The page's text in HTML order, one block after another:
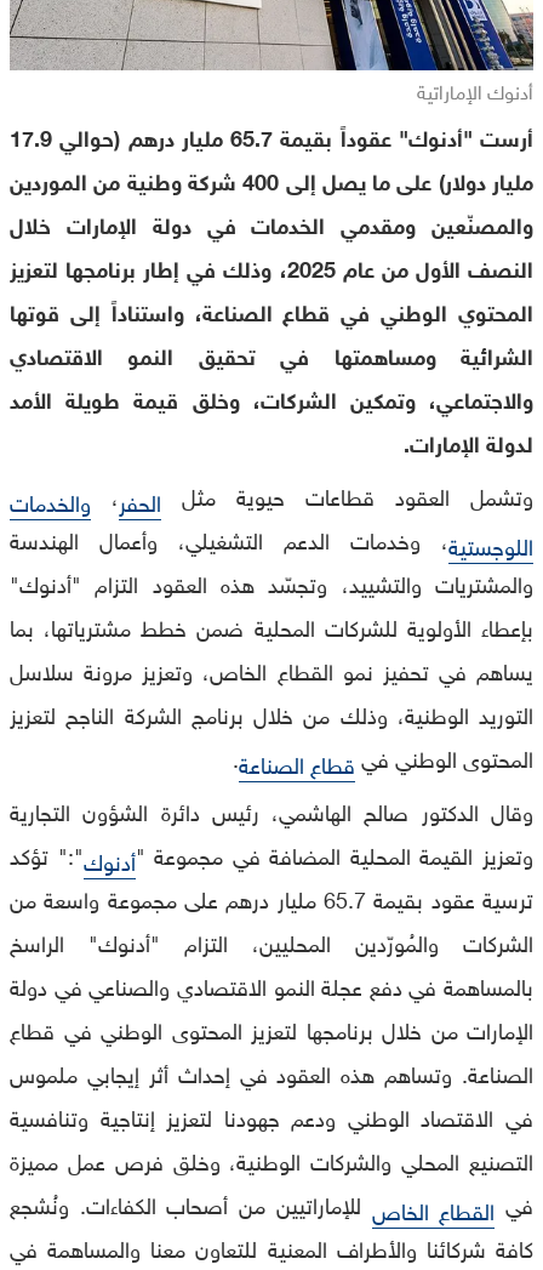
أدنوك الإماراتية
أرست "أدنوك" عقوداً بقيمة 65.7 مليار درهم (حوالي 17.9
مليار دولار) على ما يصل إلى 400 شركة وطنية من الموردين
والمصنّعين ومقدمي الخدمات في دولة الإمارات خلال
النصف الأول من عام 2025، وذلك في إطار برنامجها لتعزيز
المحتوي الوطني في قطاع الصناعة، واستناداً إلى قوتها
الشرائية ومساهمتها في تحقيق النمو الاقتصادي
والاجتماعي، وتمكين الشركات، وخلق قيمة طويلة الأمد
لدولة الإمارات.
وتشمل العقود قطاعات حيوية مثل الحفر، والخدمات
اللوجستية، وخدمات الدعم التشغيلي، وأعمال الهندسة
والمشتريات والتشييد، وتجسّد هذه العقود التزام "أدنوك"
بإعطاء الأولوية للشركات المحلية ضمن خطط مشترياتها، بما
يساهم في تحفيز نمو القطاع الخاص، وتعزيز مرونة سلاسل
التوريد الوطنية، وذلك من خلال برنامج الشركة الناجح لتعزيز
المحتوى الوطني فيقطاع الصناعة.
وقال الدكتور صالح الهاشمي، رئيس دائرة الشؤون التجارية
وتعزيز القيمة المحلية المضافة في مجموعة "أدنوك":" تؤكد
ترسية عقود بقيمة 65.7 مليار درهم على مجموعة واسعة من
الشركات والمُورّدين المحليين، التزام "أدنوك" الراسخ
بالمساهمة في دفع عجلة النمو الاقتصادي والصناعي في دولة
الإمارات من خلال برنامجها لتعزيز المحتوى الوطني في قطاع
الصناعة. وتساهم هذه العقود في إحداث أثر إيجابي ملموس
في الاقتصاد الوطني ودعم جهودنا لتعزيز إنتاجية وتنافسية
التصنيع المحلي والشركات الوطنية، وخلق فرص عمل مميزة
في القطاع الخاص للإماراتيين من أصحاب الكفاءات. ونُشجع
كافة شركائنا والأطراف المعنية للتعاون معنا والمساهمة في